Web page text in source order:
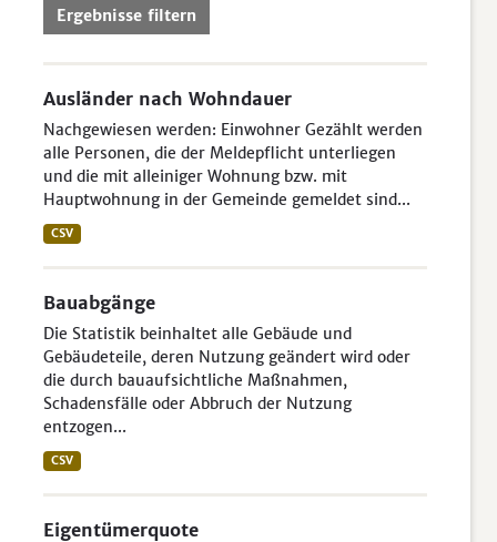
Ergebnisse filtern
Ausländer nach Wohndauer
Nachgewiesen werden: Einwohner Gezählt werden
alle Personen, die der Meldepflicht unterliegen
und die mit alleiniger Wohnung bzw. mit
Hauptwohnung in der Gemeinde gemeldet sind...
CSV
Bauabgänge
Die Statistik beinhaltet alle Gebäude und
Gebäudeteile, deren Nutzung geändert wird oder
die durch bauaufsichtliche Maßnahmen,
Schadensfälle oder Abbruch der Nutzung
entzogen...
CSV
Eigentümerquote